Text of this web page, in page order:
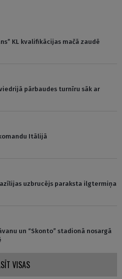
KL kvalifikācijas mačā zaudē
pārbaudes turnīru sāk ar
Itālijā
uzbrucējs paraksta ilgtermiņa
un “Skonto” stadionā nosargā
VISAS